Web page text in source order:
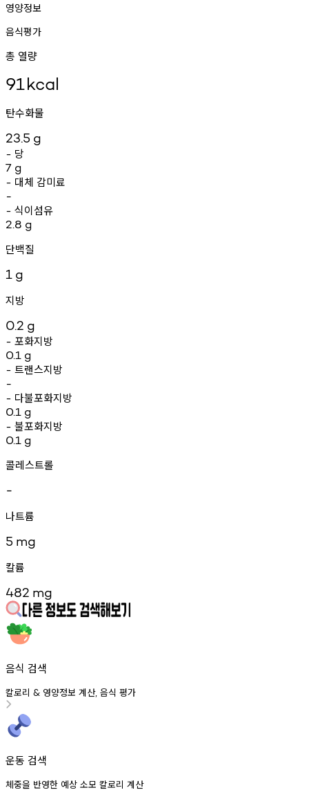
영양정보
음식평가
총 열량
91kcal
탄수화물
23.5 g
- 당
7 g
- 대체 감미료
-
- 식이섬유
2.8 g
단백질
1 g
지방
0.2 g
- 포화지방
0.1 g
- 트랜스지방
-
- 다불포화지방
0.1 g
- 불포화지방
0.1 g
콜레스트롤
-
나트륨
5 mg
칼륨
482 mg
음식 검색
칼로리 & 영양정보 계산, 음식 평가
운동 검색
체중을 반영한 예상 소모 칼로리 계산